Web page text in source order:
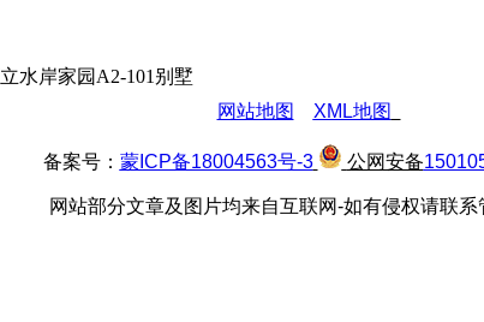
水岸家园A2-101别墅
网站地图
XML地图
备案号： 蒙ICP备18004563号-3 公网安备
网站部分文章及图片均来自互联网-如有侵权请联系